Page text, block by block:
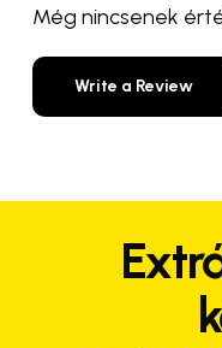
Még nincsenek
Write a Review